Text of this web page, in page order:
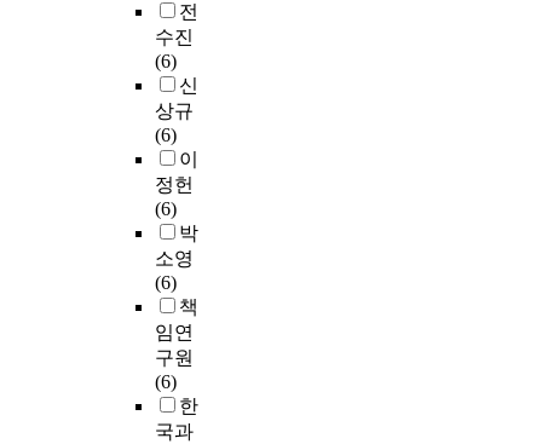
전
수진
(6)
신
상규
(6)
이
정헌
(6)
박
소영
(6)
책
임연
구원
(6)
한
국과